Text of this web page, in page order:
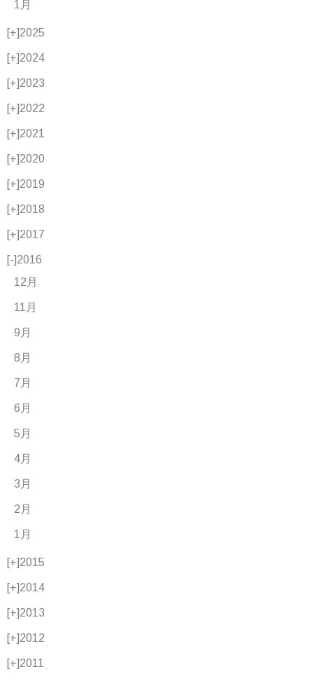
1月
[+]2025
[+]2024
[+]2023
[+]2022
[+]2021
[+]2020
[+]2019
[+]2018
[+]2017
[-]2016
12月
11月
9月
8月
7月
6月
5月
4月
3月
2月
1月
[+]2015
[+]2014
[+]2013
[+]2012
[+]2011